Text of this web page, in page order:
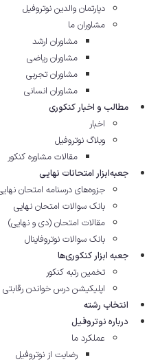
دپارتمان والدین نوتروفیل
مشاوران ما
مشاوران ارشد
مشاوران ریاضی
مشاوران تجربی
مشاوران انسانی
مطالب و اخبار کنکوری
اخبار
وبلاگ نوتروفیل
مقالات مشاوره‌ کنکور
جعبه‌ابزار امتحانات نهایی
جزوه‌های درسنامه امتحان نهایی
بانک سوالات امتحان نهایی
مقالات امتحان (دی و نهایی)
بانک سوالات نوتروفاینال
جعبه ابزار کنکوری‌ها
تخمین رتبه کنکور
اپلیکیشن درس خواندن رقابتی
انتخاب رشته
درباره نوتروفیل
عملکرد ما
رضایت از نوتروفیل